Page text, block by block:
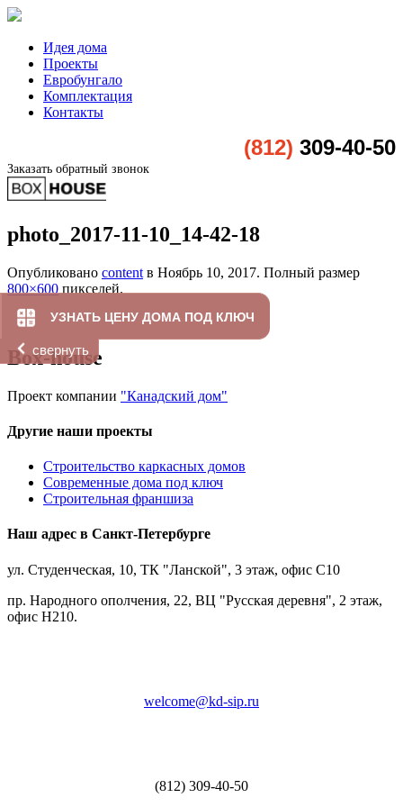
УЗНАТЬ ЦЕНУ ДОМА ПОД КЛЮЧ
свернуть
Идея дома
Проекты
Евробунгало
Комплектация
Контакты
(812) 309-40-50
Заказать обратный звонок
photo_2017-11-10_14-42-18
Опубликовано content в Ноябрь 10, 2017. Полный размер
800×600 пикселей.
Box-house
Проект компании "Канадский дом"
Другие наши проекты
Строительство каркасных домов
Современные дома под ключ
Строительная франшиза
Наш адрес в Санкт-Петербурге
ул. Студенческая, 10, ТК "Ланской", 3 этаж, офис С10
пр. Народного ополчения, 22, ВЦ "Русская деревня", 2 этаж,
офис Н210.
welcome@kd-sip.ru
(812) 309-40-50